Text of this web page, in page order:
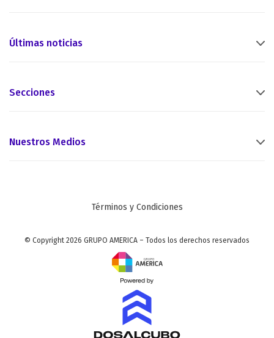
Últimas noticias
Secciones
Nuestros Medios
Términos y Condiciones
© Copyright 2026 GRUPO AMERICA – Todos los derechos reservados